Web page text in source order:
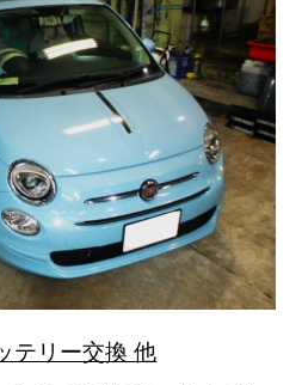
テリー交換 他